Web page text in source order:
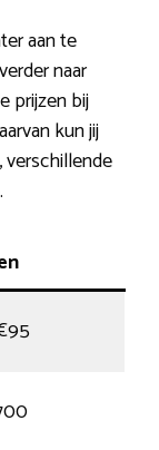
aan te
naar
prijzen bij
kun jij